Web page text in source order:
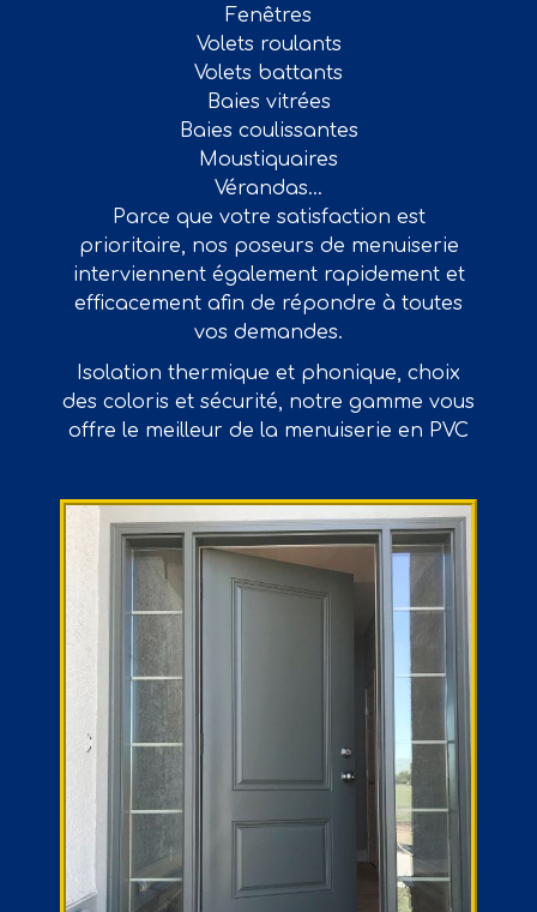
Fenêtres
Volets roulants
Volets battants
Baies vitrées
Baies coulissantes
Moustiquaires
Vérandas...
Parce que votre satisfaction est
prioritaire, nos poseurs de menuiserie
interviennent également rapidement et
efficacement afin de répondre à toutes
vos demandes.
Isolation thermique et phonique, choix
des coloris et sécurité, notre gamme vous
offre le meilleur de la menuiserie en PVC